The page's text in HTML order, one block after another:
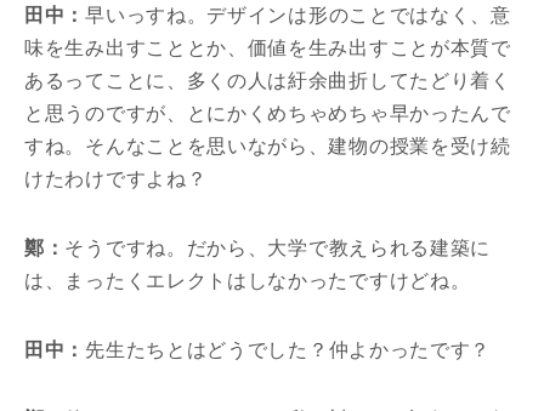
田中：早いっすね。デザインは形のことではなく、意
味を生み出すこととか、価値を生み出すことが本質で
あるってことに、多くの人は紆余曲折してたどり着く
と思うのですが、とにかくめちゃめちゃ早かったんで
すね。そんなことを思いながら、建物の授業を受け続
けたわけですよね？
鄭： そうですね。だから、大学で教えられる建築に
は、まったくエレクトはしなかったですけどね。
田中： 先生たちとはどうでした？仲よかったです？